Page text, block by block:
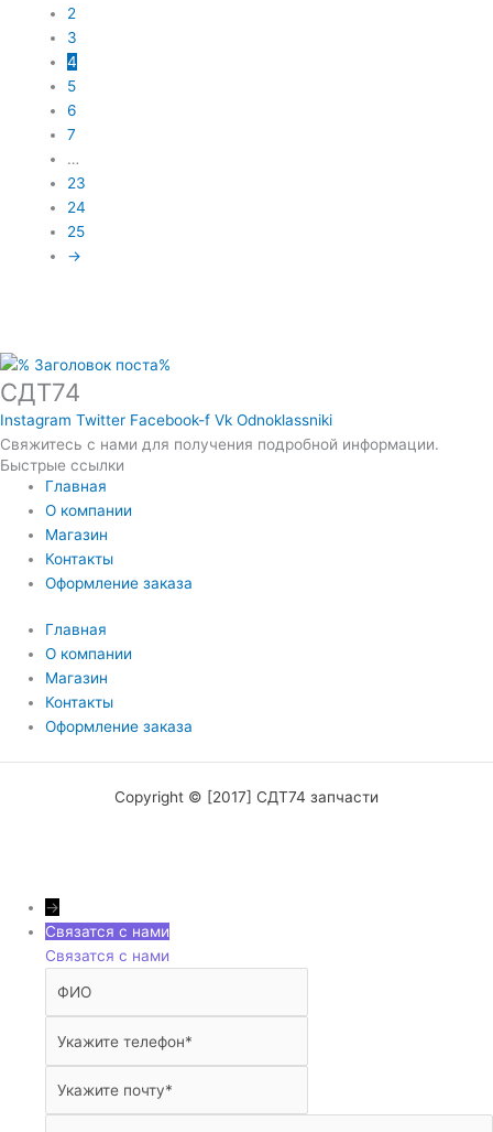
2
3
4
5
6
7
…
23
24
25
→
СДТ74
Instagram Twitter Facebook-f Vk Odnoklassniki
Свяжитесь с нами для получения подробной информации.
Быстрые ссылки
Главная
О компании
Магазин
Контакты
Оформление заказа
Главная
О компании
Магазин
Контакты
Оформление заказа
Copyright © [2017] СДТ74 запчасти
→
Связатся с нами
Связатся с нами